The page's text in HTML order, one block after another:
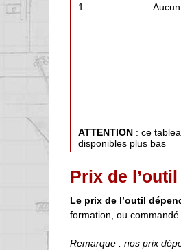
1 Aucun
ATTENTION : ce
disponibles plus bas
Prix de l’outil
Le prix de l’outil
formation, ou commandé
Remarque : nos prix